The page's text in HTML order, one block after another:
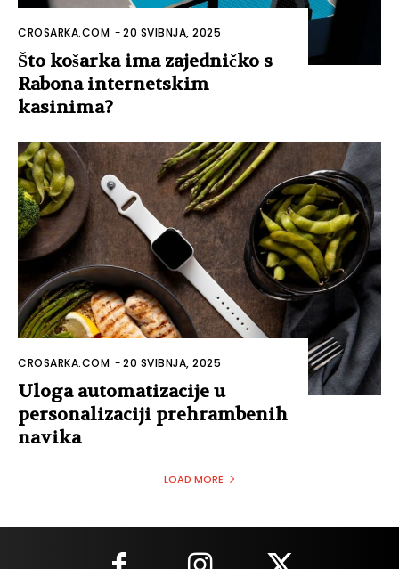
CROSARKA.COM -20 SVIBNJA, 2025
Što košarka ima zajedničko s
Rabona internetskim
kasinima?
CROSARKA.COM -20 SVIBNJA, 2025
Uloga automatizacije u
personalizaciji prehrambenih
navika
LOAD MORE